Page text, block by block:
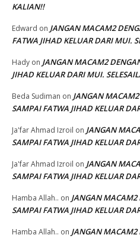
KALIAN!!
Edward on JANGAN MACAM2
FATWA JIHAD KELUAR DARI MUI.
Hady on JANGAN MACAM2
JIHAD KELUAR DARI MUI.
Beda Sudiman on JANGAN
SAMPAI FATWA JIHAD KELUAR
Ja'far Ahmad Izroil on JANGAN
SAMPAI FATWA JIHAD KELUAR
Ja'far Ahmad Izroil on JANGAN
SAMPAI FATWA JIHAD KELUAR
Hamba Allah.. on JANGAN
SAMPAI FATWA JIHAD KELUAR
Hamba Allah.. on JANGAN